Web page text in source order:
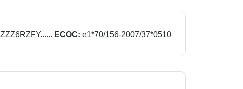
ECOC: e1*70/156-2007/37*0510